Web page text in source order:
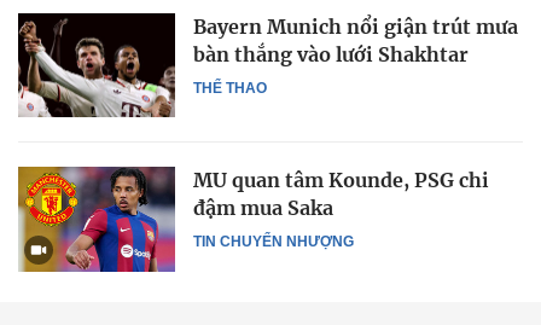
THỂ THAO
Bayern Munich nổi giận trút mưa
bàn thắng vào lưới Shakhtar
TIN CHUYỂN NHƯỢNG
MU quan tâm Kounde, PSG chi
đậm mua Saka